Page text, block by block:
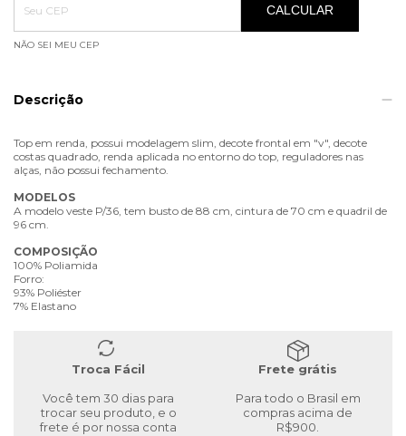
CALCULAR
NÃO SEI MEU CEP
Descrição
Top em renda, possui modelagem slim, decote frontal em "v", decote
costas quadrado, renda aplicada no entorno do top, reguladores nas
alças, não possui fechamento.
MODELOS
A modelo veste P/36, tem busto de 88 cm, cintura de 70 cm e quadril de
96 cm.
COMPOSIÇÃO
100% Poliamida
Forro:
93% Poliéster
7% Elastano
Troca Fácil
Você tem 30 dias para
trocar seu produto, e o
frete é por nossa conta
Frete grátis
Para todo o Brasil em
compras acima de
R$900.